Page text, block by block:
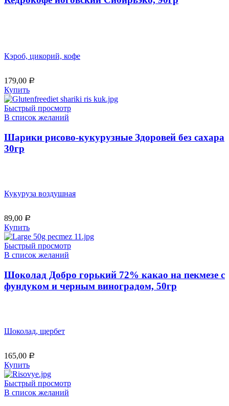
Кэроб, цикорий, кофе
179,00 Р
Купить
Быстрый просмотр
В список желаний
Шарики рисово-кукурузные Здоровей без сахара
30гр
Кукуруза воздушная
89,00 Р
Купить
Быстрый просмотр
В список желаний
Шоколад Добро горький 72% какао на пекмезе с
фундуком и черным виноградом, 50гр
Шоколад, щербет
165,00 Р
Купить
Быстрый просмотр
В список желаний